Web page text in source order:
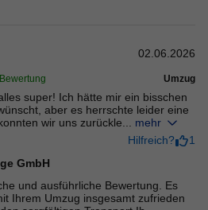
02.06.2026
Umzug
super! Ich hätte mir ein bisschen
aber es herrschte leider eine
wir uns zurückle... mehr
Hilfreich?
1
GmbH
und ausführliche Bewertung. Es
Ihrem Umzug insgesamt zufrieden